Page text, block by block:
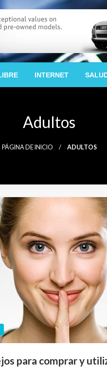
INTERNET
Adultos
PÁGINA DE INICIO ADULTOS
para comprar y